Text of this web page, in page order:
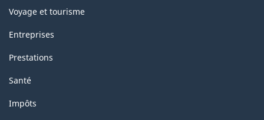
Voyage et tourisme
Entreprises
Prestations
Santé
Impôts